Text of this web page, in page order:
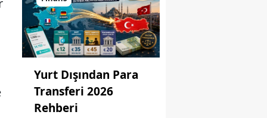
Yurt Dışından Para
Transferi 2026
Rehberi